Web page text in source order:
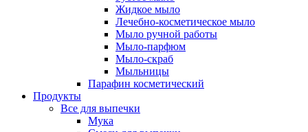
Жидкое мыло
Лечебно-косметическое мыло
Мыло ручной работы
Мыло-парфюм
Мыло-скраб
Мыльницы
Парафин косметический
Продукты
Все для выпечки
Мука